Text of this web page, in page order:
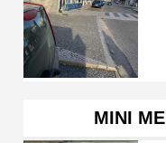
MINI